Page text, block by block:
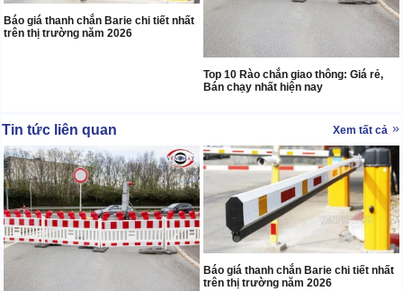
Báo giá thanh chắn Barie chi tiết nhất
trên thị trường năm 2026
Top 10 Rào chắn giao thông: Giá rẻ,
Bán chạy nhất hiện nay
Tin tức liên quan Xem tất cả
Báo giá thanh chắn Barie chi tiết nhất
trên thị trường năm 2026